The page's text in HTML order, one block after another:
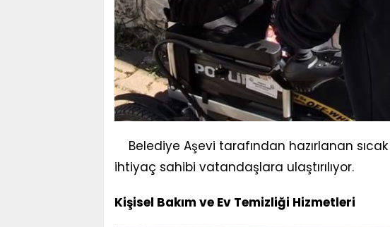
Belediye Aşevi tarafından hazırlanan
ihtiyaç sahibi vatandaşlara ulaştırılıyor.
Kişisel Bakım ve Ev Temizliği Hizmetleri